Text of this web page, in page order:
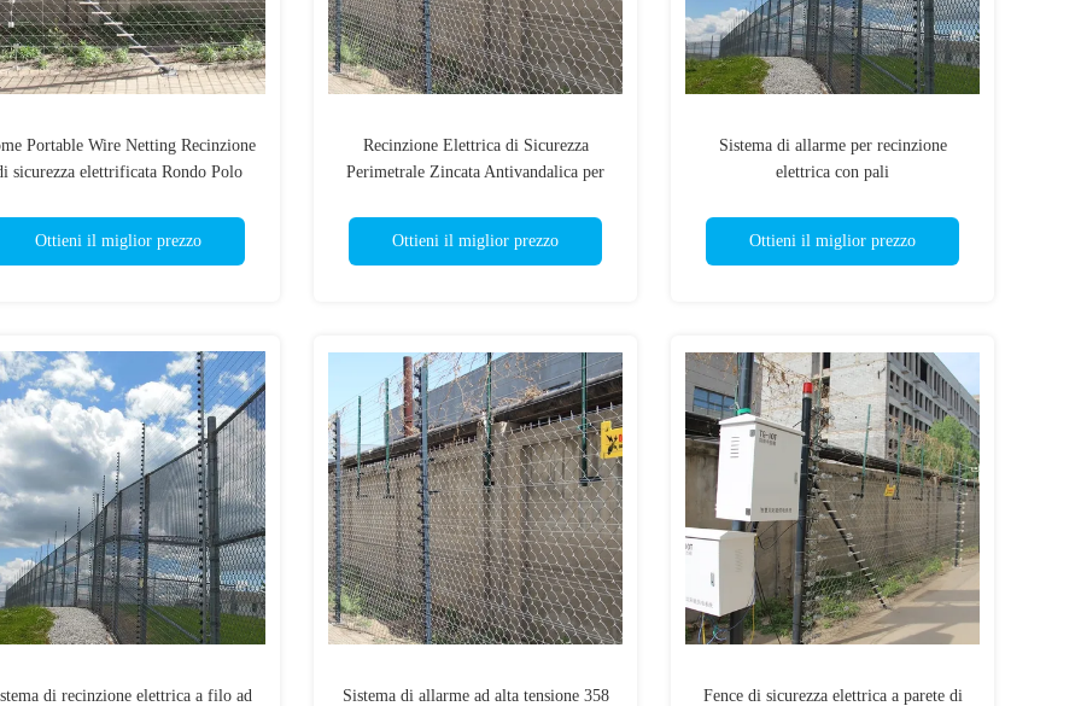
Portable Wire Netting Recinzione
sicurezza elettrificata Rondo Polo
Ottieni il miglior prezzo
Recinzione Elettrica di Sicurezza
Perimetrale Zincata Antivandalica per
Ottieni il miglior prezzo
Sistema di allarme per recinzione
elettrica con pali
Ottieni il miglior prezzo
di recinzione elettrica a filo ad
Sistema di allarme ad alta tensione 358
Fence di sicurezza elettrica a parete di